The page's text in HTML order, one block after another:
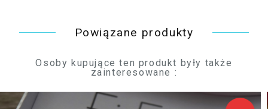
Powiązane produkty
Osoby kupujące ten produkt były także
zainteresowane :